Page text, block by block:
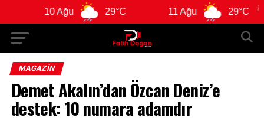
29°C 11 Ağu 29°C 12 Ağu
MAGAZIN
Demet Akalın’dan Özcan Deniz’e
destek: 10 numara adamdır